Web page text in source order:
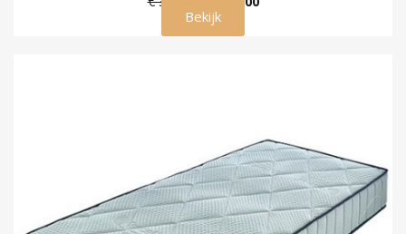
Bekijk